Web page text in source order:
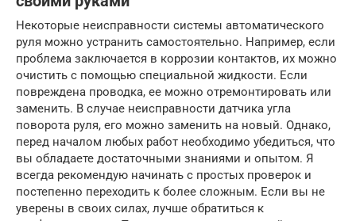
Некоторые неисправности системы автоматического
руля можно устранить самостоятельно. Например, если
проблема заключается в коррозии контактов, их можно
очистить с помощью специальной жидкости. Если
повреждена проводка, ее можно отремонтировать или
заменить. В случае неисправности датчика угла
поворота руля, его можно заменить на новый. Однако,
перед началом любых работ необходимо убедиться, что
вы обладаете достаточными знаниями и опытом. Я
всегда рекомендую начинать с простых проверок и
постепенно переходить к более сложным. Если вы не
уверены в своих силах, лучше обратиться к